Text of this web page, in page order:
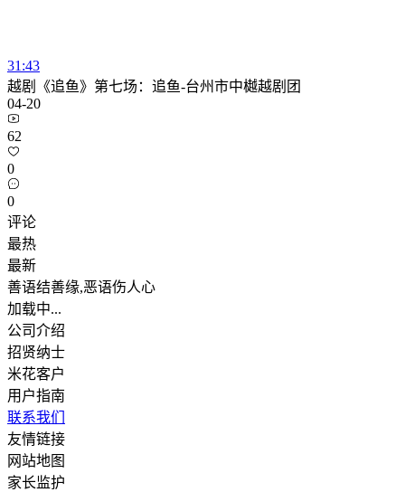
31:43
越剧《追鱼》第七场：追鱼-台州市中樾越剧团
04-20
62
0
0
评论
最热
最新
善语结善缘,恶语伤人心
加载中...
公司介绍
招贤纳士
米花客户
用户指南
联系我们
友情链接
网站地图
家长监护